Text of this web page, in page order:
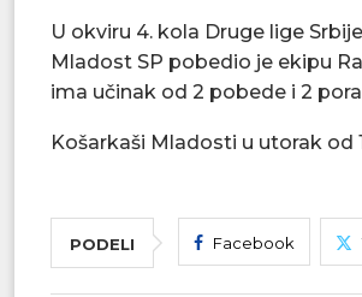
U okviru 4. kola Druge lige
Mladost SP pobedio je ekipu
ima učinak od 2 pobede i 2
Košarkaši Mladosti u utorak od
PODELI Facebook